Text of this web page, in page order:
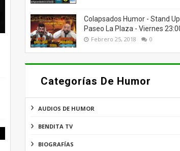
Colapsados Humor - Stand
Paseo La Plaza - Viernes
Febrero 25, 2018 0
Categorías De Humor
AUDIOS DE HUMOR
BENDITA TV
BIOGRAFÍAS